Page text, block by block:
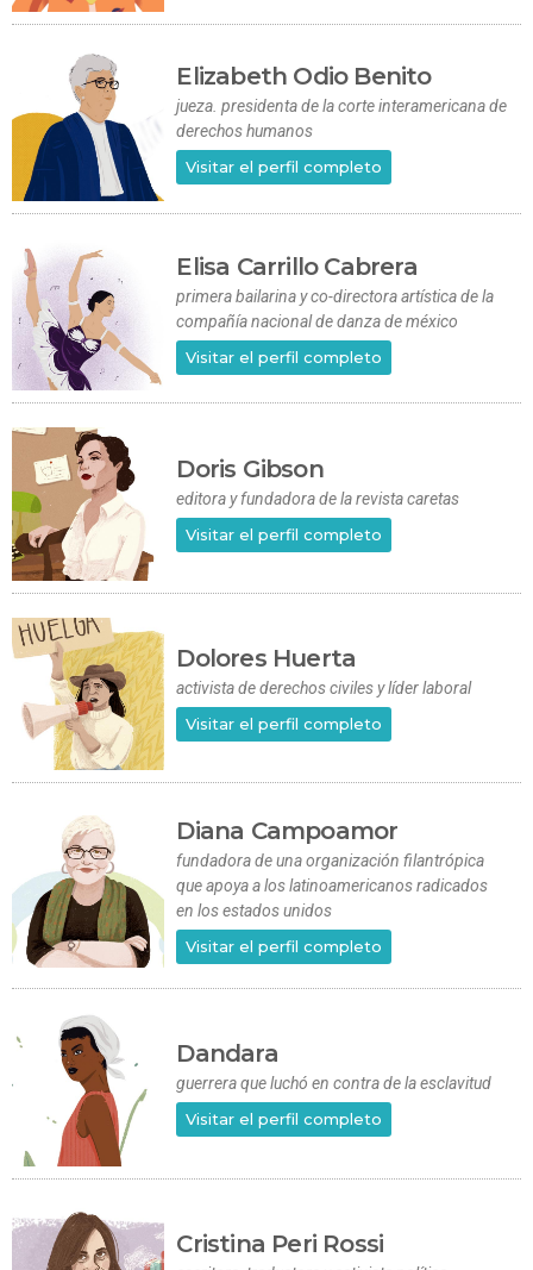
Elizabeth Odio Benito
jueza. presidenta de la corte interamericana de
derechos humanos
Visitar el perfil completo
Elisa Carrillo Cabrera
primera bailarina y co-directora artística de la
compañía nacional de danza de méxico
Visitar el perfil completo
Doris Gibson
editora y fundadora de la revista caretas
Visitar el perfil completo
Dolores Huerta
activista de derechos civiles y líder laboral
Visitar el perfil completo
Diana Campoamor
fundadora de una organización filantrópica
que apoya a los latinoamericanos radicados
en los estados unidos
Visitar el perfil completo
Dandara
guerrera que luchó en contra de la esclavitud
Visitar el perfil completo
Cristina Peri Rossi